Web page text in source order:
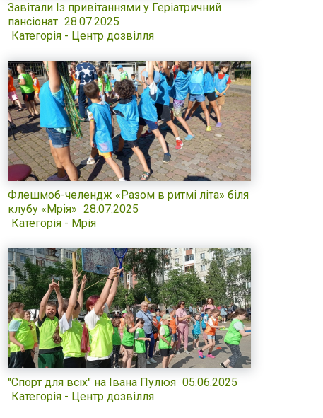
Завітали Із привітаннями у Геріатричний
пансіонат 28.07.2025
Категорія - Центр дозвілля
Флешмоб-челендж «Разом в ритмі літа» біля
клубу «Мрія» 28.07.2025
Категорія - Мрія
"Спорт для всіх" на Івана Пулюя 05.06.2025
Категорія - Центр дозвілля